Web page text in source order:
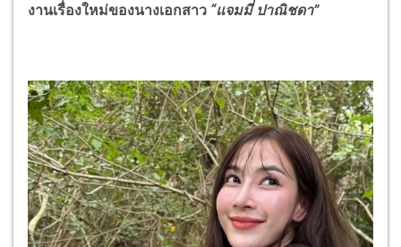
งานเรื่องใหม่ของนางเอกสาว “แจมมี่ ปาณิชดา”